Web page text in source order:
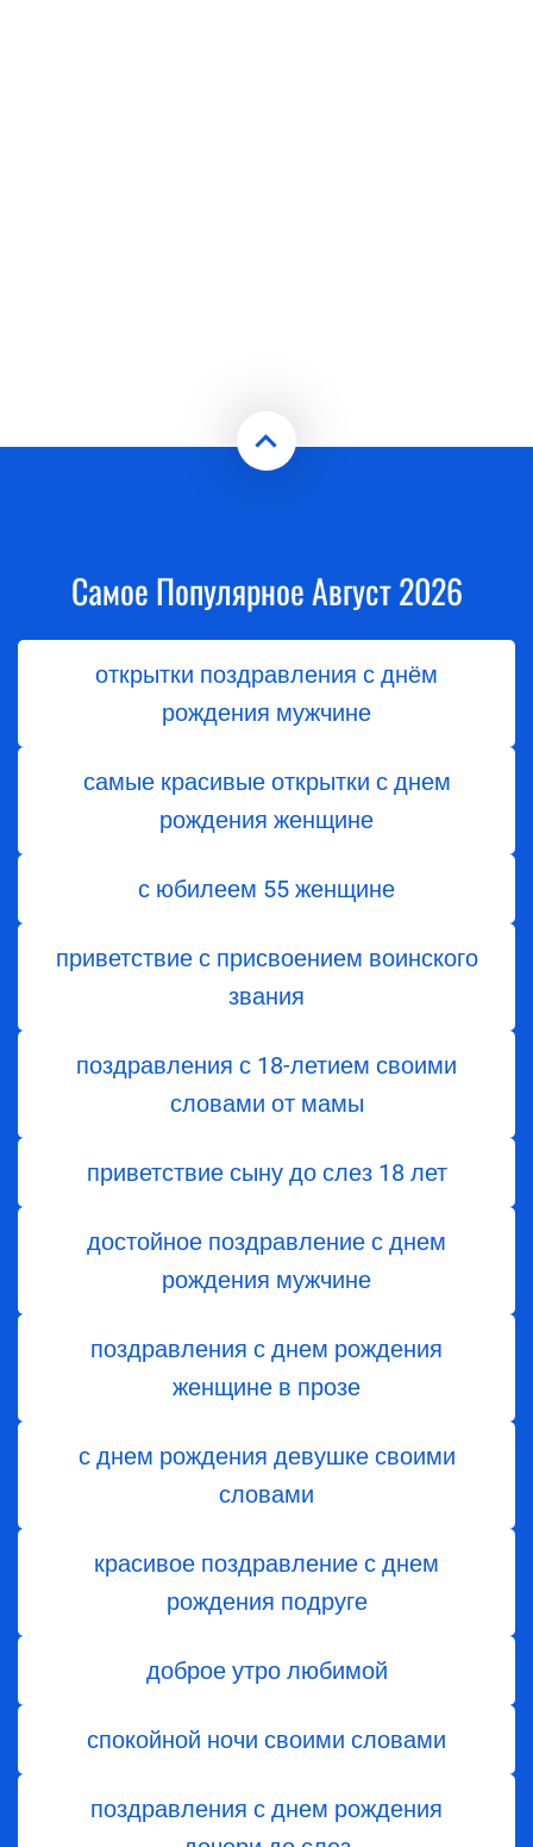
Самое Популярное Август 2026
открытки поздравления с днём
рождения мужчине
самые красивые открытки с днем
рождения женщине
с юбилеем 55 женщине
приветствие с присвоением воинского
звания
поздравления с 18-летием своими
словами от мамы
приветствие сыну до слез 18 лет
достойное поздравление с днем
рождения мужчине
поздравления с днем рождения
женщине в прозе
с днем рождения девушке своими
словами
красивое поздравление с днем
рождения подруге
доброе утро любимой
спокойной ночи своими словами
поздравления с днем ​​рождения